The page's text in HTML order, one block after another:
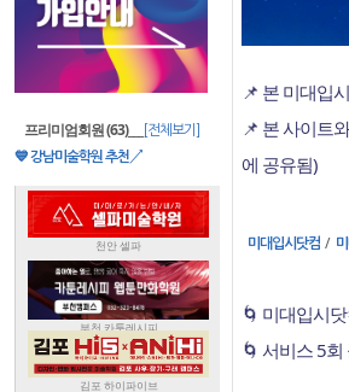
프리미엄회원 (63)___
[전체보기]
💙 강남미술학원 추천↗
📌 본 미대입
📌 본 사이트
에 공유됨)
미대입시닷컴/
🌀 미대입시
🌀 서비스 5